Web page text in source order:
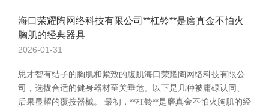
海口荣耀陶网络科技有限公司**杠铃**是磨真金不怕火
胸肌的经典器具
2026-01-31
思才智有结子的胸肌和紧致的腹肌海口荣耀陶网络科技有限公
司，选拔合适的健身器材至关垂危。以下是几种被庸碌认同、
后果显耀的覆按器械。 最初，**杠铃**是磨真金不怕火胸肌的经